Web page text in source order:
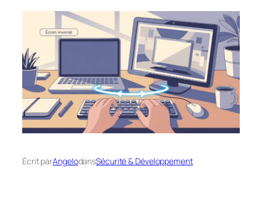
Écrit parAngelodansSécurité & Développement